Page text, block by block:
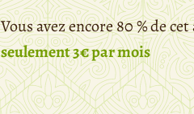
Vous avez encore 80 % de
seulement 3€ par mois